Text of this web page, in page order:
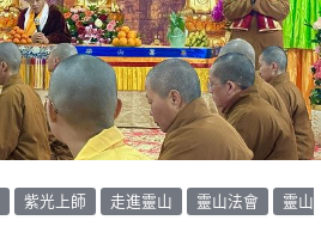
紫光上師 走進靈山 靈山法會
靈山